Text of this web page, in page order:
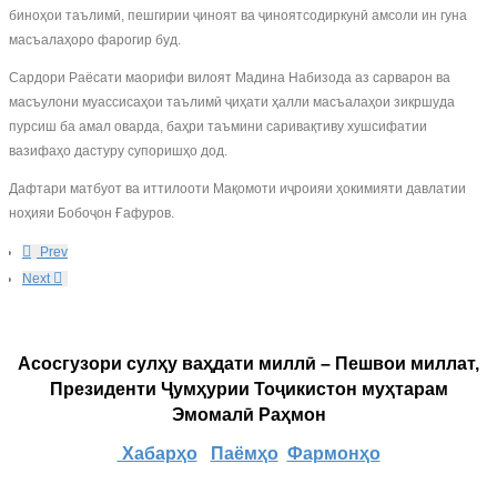
биноҳои таълимӣ, пешгирии ҷиноят ва ҷиноятсодиркунӣ амсоли ин гуна
масъалаҳоро фарогир буд.
Сардори Раёсати маорифи вилоят Мадина Набизода аз сарварон ва
масъулони муассисаҳои таълимӣ ҷиҳати ҳалли масъалаҳои зикршуда
пурсиш ба амал оварда, баҳри таъмини саривақтиву хушсифатии
вазифаҳо дастуру супоришҳо дод.
Дафтари матбуот ва иттилооти Мақомоти иҷроияи ҳокимияти давлатии
ноҳияи Бобоҷон Ғафуров.
Prev
Next
Асосгузори сулҳу ваҳдати миллӣ – Пешвои миллат,
Президенти Ҷумҳурии Тоҷикистон муҳтарам
Эмомалӣ Раҳмон
Хабарҳо Паёмҳо Фармонҳо